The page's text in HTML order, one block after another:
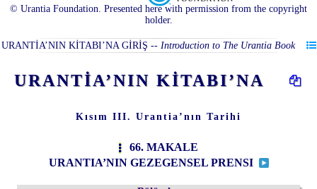
© Urantia Foundation. Presented here with permission from the copyright
holder.
URANTİA’NIN KİTABI’NA GİRİŞ -- Introduction to The Urantia Book
URANTİA’NIN KİTABI’NA
Kısım III. Urantia’nın Tarihi
66. MAKALE
URANTIA’NIN GEZEGENSEL PRENSI